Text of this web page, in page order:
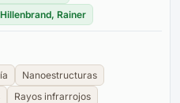
Hillenbrand, Rainer
Nanoestructuras
Rayos infrarrojos